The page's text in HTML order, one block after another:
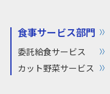
食事サービス部門
委託給食サービス
カット野菜サービス